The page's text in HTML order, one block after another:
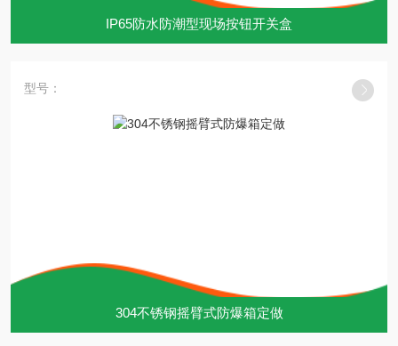
IP65防水防潮型现场按钮开关盒
型号：
304不锈钢摇臂式防爆箱定做